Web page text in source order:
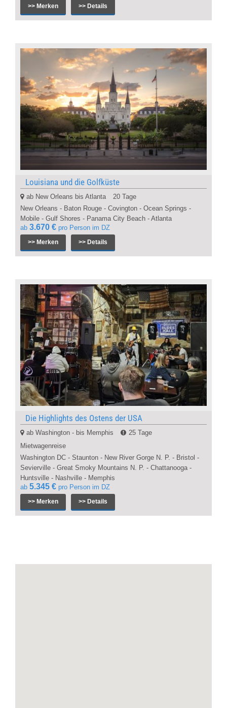
>> Merken >> Details
Louisiana und die Golfküste
ab New Orleans bis Atlanta
20 Tage
New Orleans - Baton Rouge - Covington - Ocean Springs -
Mobile - Gulf Shores - Panama City Beach - Atlanta
ab 3.670 € pro Person im DZ
>> Merken >> Details
Die Highlights des Ostens der USA
ab Washington - bis Memphis
25 Tage
Mietwagenreise
Washington DC - Staunton - New River Gorge N. P. - Bristol -
Sevierville - Great Smoky Mountains N. P. - Chattanooga -
Huntsville - Nashville - Memphis
ab 5.345 € pro Person im DZ
>> Merken >> Details